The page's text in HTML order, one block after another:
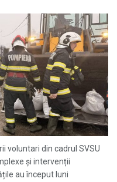
voluntari din cadrul SVSU
și intervenții
au început luni